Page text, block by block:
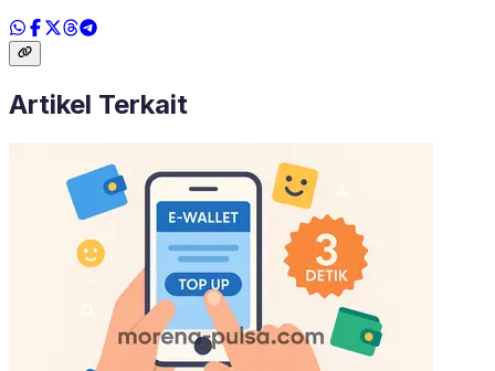
Artikel Terkait